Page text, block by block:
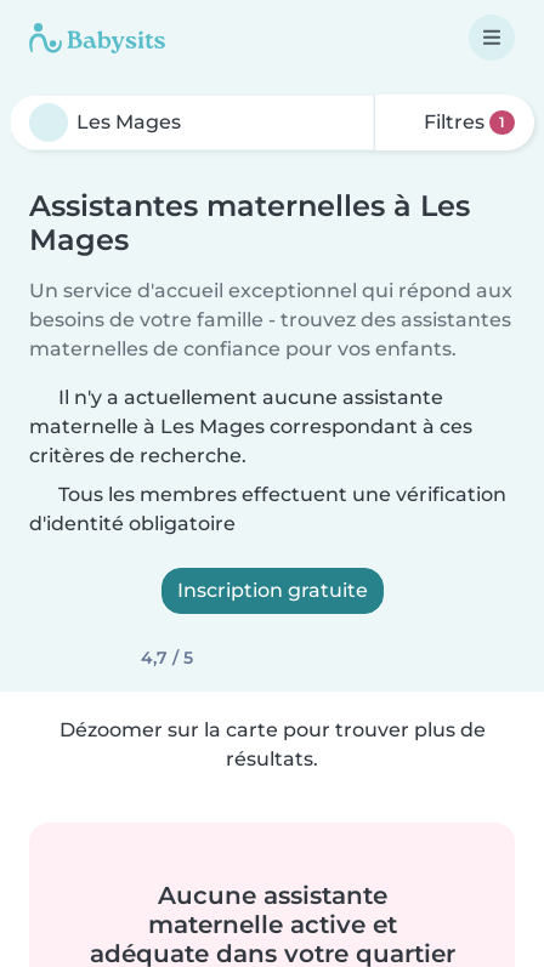
Filtres 1
Assistantes maternelles à Les
Mages
Un service d'accueil exceptionnel qui répond aux
besoins de votre famille - trouvez des assistantes
maternelles de confiance pour vos enfants.
Il n'y a actuellement aucune assistante
maternelle à Les Mages correspondant à ces
critères de recherche.
Tous les membres effectuent une vérification
d'identité obligatoire
Inscription gratuite
4,7 / 5
Dézoomer sur la carte pour trouver plus de
résultats.
Aucune assistante
maternelle active et
adéquate dans votre quartier